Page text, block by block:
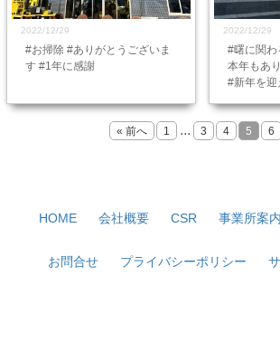
2022/12/29
#お掃除 #ありがとうございま
す #1年に感謝
2022/12/29
#曙に関わ
本年もあ
#新年を迎
« 前へ 1 ... 3 4 5 6
HOME 会社概要 CSR 事業所案内
お問合せ プライバシーポリシー